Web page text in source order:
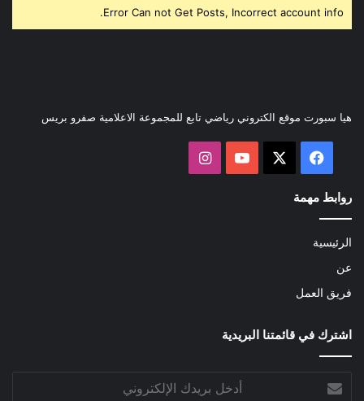
Error Can not Get Posts, Incorrect account info.
هيا سبورت موقع الكتروني رياضي تابع للمجموعة الاعلامية صفرو بريس
فيسبوك ‫YouTubeانستقرام
روابط مهمة
الرئيسية
عن
فريق العمل
اشترك في قائمتنا البريدية
بريدك